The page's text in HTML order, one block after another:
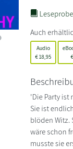
Auch
Audio
€ 18,95
€
'Die Party ist
Sie ist
blöden Witz.
wäre schon
musste sie